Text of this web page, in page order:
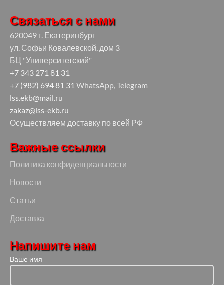
Связаться с нами
620049 г. Екатеринбург
ул. Софьи Ковалевской, дом 3
БЦ "Университетский"
+7 343 271 81 31
+7 (982) 694 81 31 WhatsApp, Telegram
lss.ekb@mail.ru
zakaz@lss-ekb.ru
Осуществляем доставку по всей РФ
Важные ссылки
Политика конфиденциальности
Новости
Статьи
Доставка
Напишите нам
Ваше имя